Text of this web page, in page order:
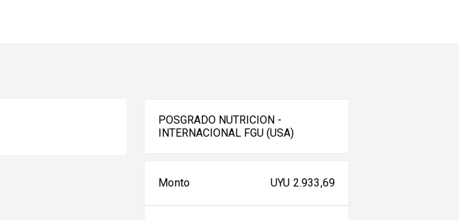
POSGRADO NUTRICION -
INTERNACIONAL FGU (USA)
Monto UYU 2.933,69